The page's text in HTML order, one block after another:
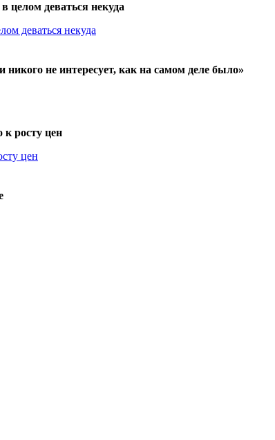
целом деваться некуда
деваться некуда
не интересует, как на самом деле было»
к росту цен
цен